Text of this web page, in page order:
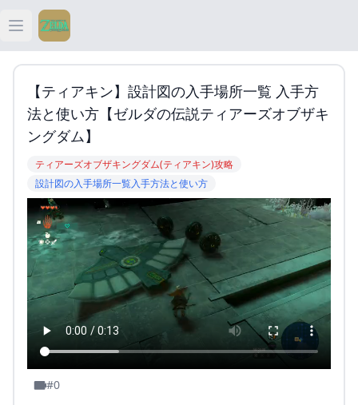
Open main menu
ティアキン
ティアキン 祠
ティアキン 攻略
【ティアキン】設計図の入手場所一覧 入手方
法と使い方【ゼルダの伝説ティアーズオブザキ
ングダム】
ティアーズオブザキングダム(ティアキン)攻略
設計図の入手場所一覧入手方法と使い方
#0